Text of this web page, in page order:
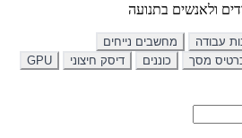
ולאנשים בתנועה
עבודה
מחשבים נייחים
מסך כוננים דיסק חיצוני GPU